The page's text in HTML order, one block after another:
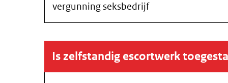
vergunning seksbedrijf
Is zelfstandig escortwerk